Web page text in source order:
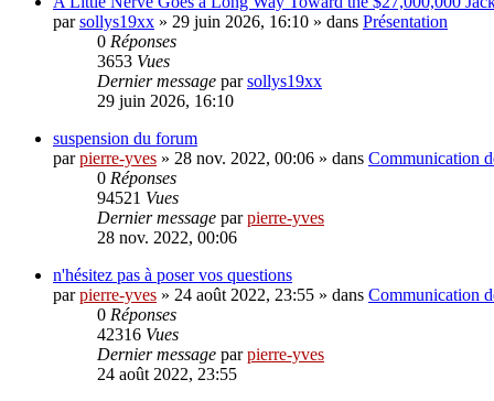
parsollys19xx » 29 juin 2026, 16:10 » dans Présentation
0 Réponses
3653 Vues
Dernier message parsollys19xx
29 juin 2026, 16:10
suspension du forum
parpierre-yves » 28 nov. 2022, 00:06 » dans Communication
0 Réponses
94521 Vues
Dernier message parpierre-yves
28 nov. 2022, 00:06
n'hésitez pas à poser vos questions
parpierre-yves » 24 août 2022, 23:55 » dans Communication
0 Réponses
42316 Vues
Dernier message parpierre-yves
24 août 2022, 23:55